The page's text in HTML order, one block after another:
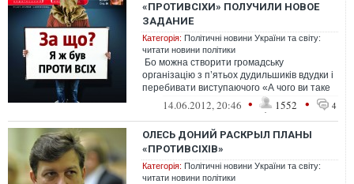
«ПРОТИВСІХИ» ПОЛУЧИЛИ НОВОЕ
ЗАДАНИЕ
Категорія: Політичні новини України та світу:
читати новини політики
Бо можна створити громадську
організацію з п’ятьох дудильшиків вдудки і
перебивати виступаючого «А чого ви таке
допустили, ви жде...
14.06.2012, 20:46 • 1552 • 4
ОЛЕСЬ ДОНИЙ РАСКРЫЛ ПЛАНЫ
«ПРОТИВСІХІВ»
Категорія: Політичні новини України та світу:
читати новини політики